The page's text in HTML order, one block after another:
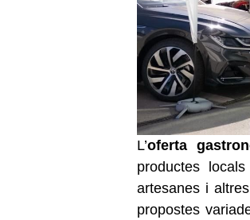
L’oferta
productes
artesanes i
propostes